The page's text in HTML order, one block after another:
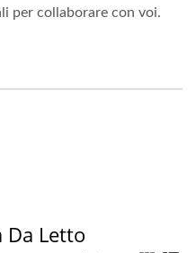
per collaborare con voi.
Da Letto